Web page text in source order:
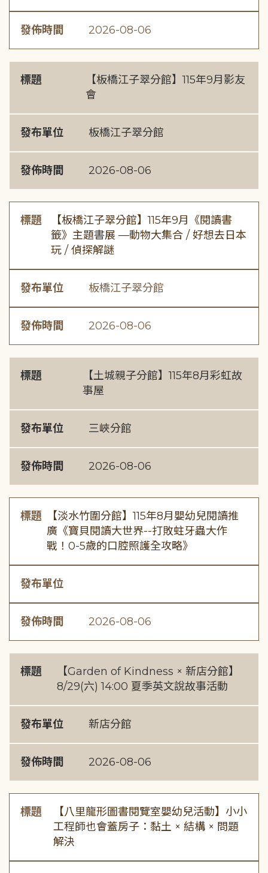
發佈時間 2026-08-06
標題
【板橋江子翠分館】115年9月影友
會
發布單位 板橋江子翠分館
發佈時間 2026-08-06
標題
【板橋江子翠分館】115年9月《閱讀書
籤》主題書展 —動物大集合 / 好想去日本
玩 / 偵探解謎
發布單位 板橋江子翠分館
發佈時間 2026-08-06
標題
【土城親子分館】115年8月彩虹故
事屋
發布單位 三峽分館
發佈時間 2026-08-06
標題
【淡水竹圍分館】115年8月嬰幼兒閱讀推
廣《寶貝閱讀大世界--打敗蛀牙蟲大作
戰！0-5歲的口腔照護全攻略》
發布單位
發佈時間 2026-08-06
標題
【Garden of Kindness × 新店分館】
8/29(六) 14:00 夏季英文說故事活動
發布單位 新店分館
發佈時間 2026-08-06
標題
【八里龍形圖書閱覽室嬰幼兒活動】小小
工程師也會蓋房子：黏土 × 結構 × 問題
解決